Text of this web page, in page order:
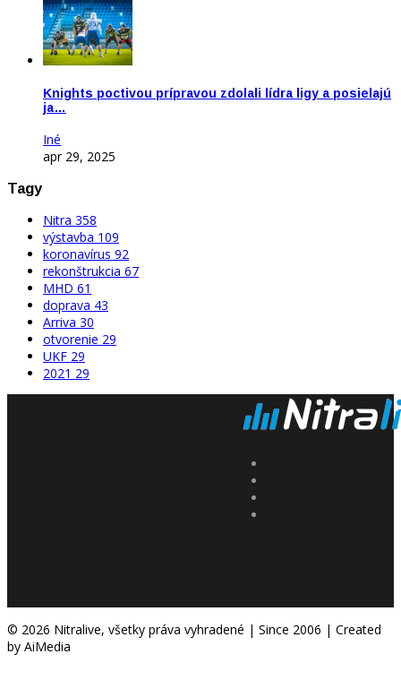
Knights poctivou prípravou zdolali lídra ligy a posielajú
ja…
Iné
apr 29, 2025
Tagy
Nitra 358
výstavba 109
koronavírus 92
rekonštrukcia 67
MHD 61
doprava 43
Arriva 30
otvorenie 29
UKF 29
2021 29
© 2026 Nitralive, všetky práva vyhradené | Since 2006 | Created
by AiMedia